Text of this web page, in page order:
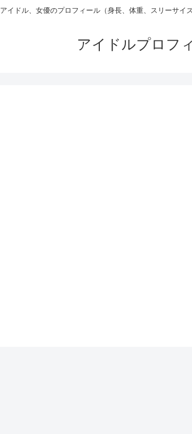
アイドル、女優のプロフィール（身長、体重、スリーサイ
アイドルプロフ